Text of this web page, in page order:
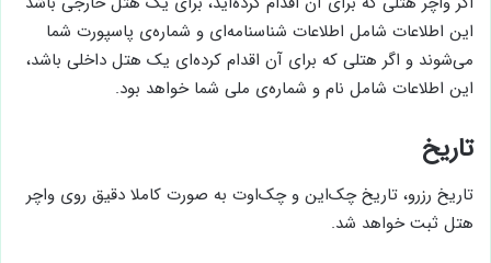
اگر واچر هتلی که برای آن اقدام کرده‌اید، برای یک هتل خارجی باشد
این اطلاعات شامل اطلاعات شناسنامه‌ای و شماره‌ی پاسپورت شما
می‌شوند و اگر هتلی که برای آن اقدام کرده‌ای یک هتل داخلی باشد،
این اطلاعات شامل نام و شماره‌ی ملی شما خواهد بود.
تاریخ
تاریخ رزرو، تاریخ چک‌این و چک‌اوت به صورت کاملا دقیق روی واچر
هتل ثبت خواهد شد.